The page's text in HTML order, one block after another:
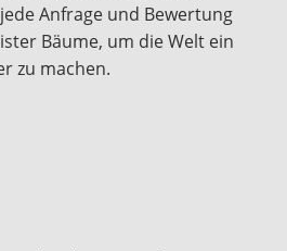
Anfrage und Bewertung
Bäume, um die Welt ein
zu machen.